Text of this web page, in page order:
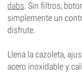
dabs. Sin filtros,
simplemente un
disfrute.
Llena la cazoleta,
acero inoxidable y